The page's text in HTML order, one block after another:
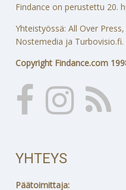
Findance on perustettu 20.
Yhteistyössä: All Over
Nostemedia ja Turbovisio.fi.
Copyright Findance.com
YHTEYS
Päätoimittaja: